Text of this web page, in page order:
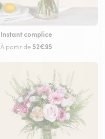
Instant complice
À partir de 52€95